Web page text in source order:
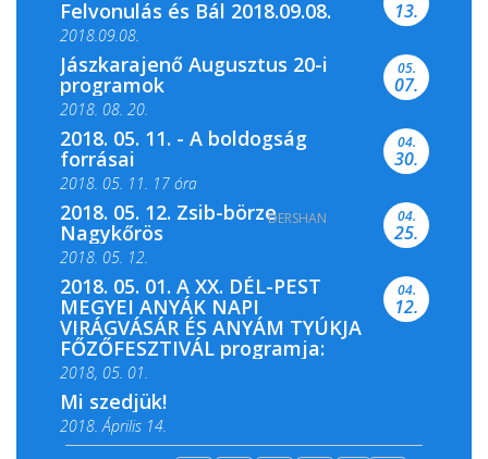
Felvonulás és Bál 2018.09.08.
2018.09.08.
13.
Jászkarajenő Augusztus 20-i
programok
2018. 08. 20.
05.
07.
2018. 05. 11. - A boldogság
forrásai
2018. 05. 11. 17 óra
2018. 05. 11. 19 óra
04.
30.
2018. 05. 12. Zsib-börze
Nagykőrös
2018. 05. 12.
04.
25.
2018. 05. 01. A XX. DÉL-PEST
MEGYEI ANYÁK NAPI
VIRÁGVÁSÁR ÉS ANYÁM TYÚKJA
FŐZŐFESZTIVÁL programja:
2018, 05. 01.
04.
12.
Mi szedjük!
2018. Április 14.
DERSHAN